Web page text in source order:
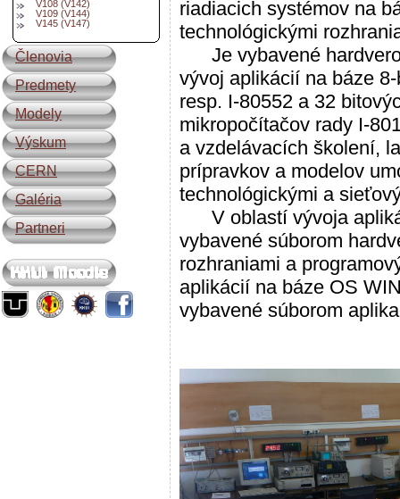
riadiacich systémov na
technológickými
Je vybavené
vývoj aplikácií na báze
resp. I-80552 a 32
mikropočítačov rady I-
a vzdelávacích školení,
prípravkov a modelov
technológickými a
V oblastí vývoja
vybavené súborom
rozhraniami a
aplikácií na báze OS
vybavené súborom
V108 (V142)
V109 (V144)
V145 (V147)
Členovia
Predmety
Modely
Výskum
CERN
Galéria
Partneri